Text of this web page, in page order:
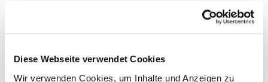
Diese Webseite verwendet Cookies
Wir verwenden Cookies, um Inhalte und Anzeigen zu
Musik von G. Ph. Telemann und W. A. Mozart